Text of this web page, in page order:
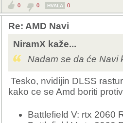
0 0 HVALA 0
Re: AMD Navi
NiramX kaže...
Nadam se da će Navi
Tesko, nvidijin DLSS
kako ce se Amd boriti
Battlefield V: rtx 2060